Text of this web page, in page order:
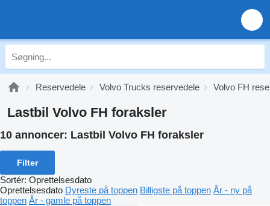
Reservedele Volvo Trucks reservedele Volvo FH
Lastbil Volvo FH foraksler
10 annoncer: Lastbil Volvo FH foraksler
Filter
Sortér: Oprettelsesdato
Oprettelsesdato Dyreste på toppen Billigste på toppen År - ny på
toppen År - gamle på toppen